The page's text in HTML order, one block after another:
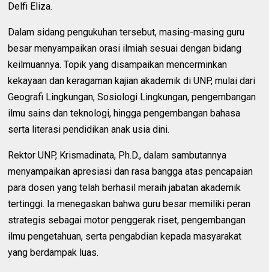
Delfi Eliza.
Dalam sidang pengukuhan tersebut, masing-masing guru
besar menyampaikan orasi ilmiah sesuai dengan bidang
keilmuannya. Topik yang disampaikan mencerminkan
kekayaan dan keragaman kajian akademik di UNP, mulai dari
Geografi Lingkungan, Sosiologi Lingkungan, pengembangan
ilmu sains dan teknologi, hingga pengembangan bahasa
serta literasi pendidikan anak usia dini.
Rektor UNP, Krismadinata, Ph.D., dalam sambutannya
menyampaikan apresiasi dan rasa bangga atas pencapaian
para dosen yang telah berhasil meraih jabatan akademik
tertinggi. Ia menegaskan bahwa guru besar memiliki peran
strategis sebagai motor penggerak riset, pengembangan
ilmu pengetahuan, serta pengabdian kepada masyarakat
yang berdampak luas.